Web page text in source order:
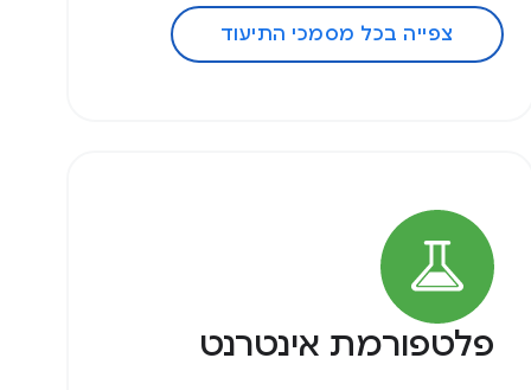
צפייה בכל מסמכי התיעוד
פלטפורמת אינטרנט